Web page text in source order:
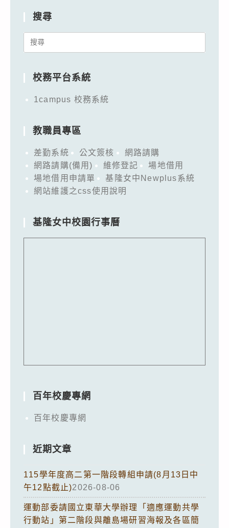
搜尋
Search
校務平台系統
1campus 校務系統
教職員專區
差勤系統 公文簽核
網路請購
網路請購(備用)
維修登記
場地借用
場地借用申請單
基隆女中Newplus系統
網站維護之css使用說明
基隆女中校園行事曆
百年校慶專網
百年校慶專網
近期文章
115學年度高二第一階段轉組申請(8月13日中
午12點截止)2026-08-06
運動部委請國立東華大學辦理「適應運動共學
行動站」第二階段與離島場研習海報及各區簡